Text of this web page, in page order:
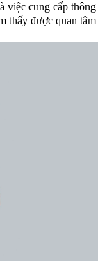
việc cung cấp thông
thấy được quan tâm